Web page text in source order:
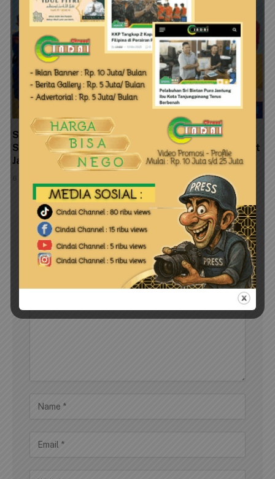
Satpolairud Polresta Tanjungpinang Pasang
Spanduk Himbauan Kebersihan dan Ajak Masyarakat
Jaga Kelestarian Pulau Penyengat
6 Agustus 2026
LEAVE A REPLY